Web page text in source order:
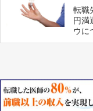
転職
円満
ウに